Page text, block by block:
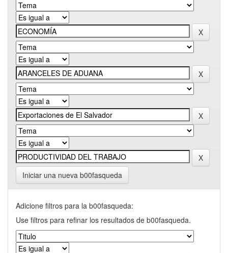
Iniciar una nueva b00fasqueda
Adicione filtros para la b00fasqueda:
Use filtros para refinar los resultados de b00fasqueda.